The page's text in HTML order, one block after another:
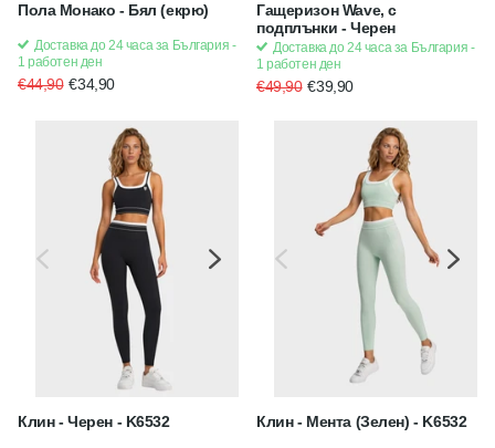
Пола Монако - Бял (екрю)
Доставка до 24 часа за България -
1 работен ден
€44,90 €34,90
Гащеризон Wave, с
подплънки - Черен
Доставка до 24 часа за България -
1 работен ден
€49,90 €39,90
Клин - Черен - K6532 Клин - Мента (Зелен) - K6532